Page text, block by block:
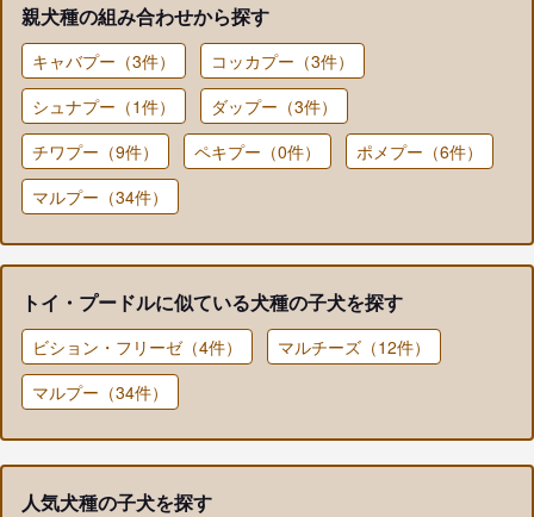
親犬種の組み合わせから探す
キャバプー（3件）
コッカプー（3件）
シュナプー（1件）
ダップー（3件）
チワプー（9件）
ペキプー（0件）
ポメプー（6件）
マルプー（34件）
トイ・プードルに似ている犬種の子犬を探す
ビション・フリーゼ（4件）
マルチーズ（12件）
マルプー（34件）
人気犬種の子犬を探す